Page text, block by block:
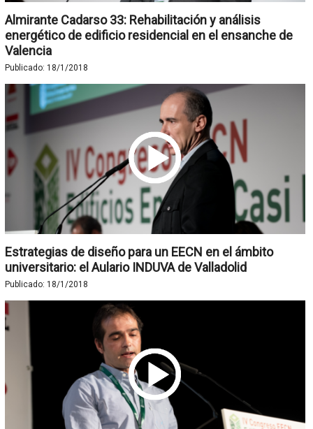
Almirante Cadarso 33: Rehabilitación y análisis
energético de edificio residencial en el ensanche de
Valencia
Publicado: 18/1/2018
Estrategias de diseño para un EECN en el ámbito
universitario: el Aulario INDUVA de Valladolid
Publicado: 18/1/2018